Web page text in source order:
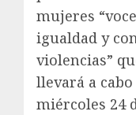
mujeres
igualdad y
violencias”
llevará a
miércoles 24